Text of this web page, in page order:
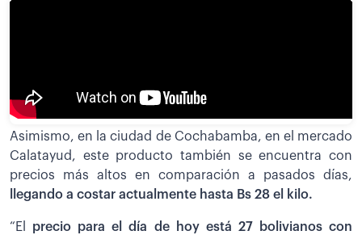
Asimismo, en la ciudad de Cochabamba, en el mercado
Calatayud, este producto también se encuentra con
precios más altos en comparación a pasados días,
llegando a costar actualmente hasta Bs 28 el kilo.
“El precio para el día de hoy está 27 bolivianos con